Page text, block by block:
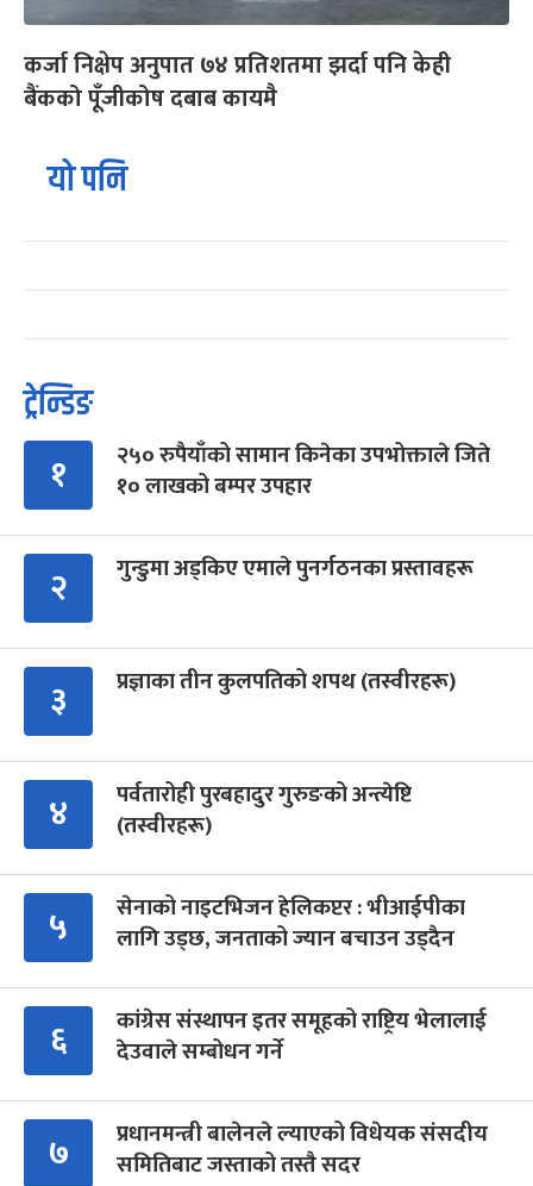
कर्जा निक्षेप अनुपात ७४ प्रतिशतमा झर्दा पनि केही
बैंकको पूँजीकोष दबाब कायमै
यो पनि
ट्रेन्डिङ
१
२५० रुपैयाँको सामान किनेका उपभोक्ताले जिते
१० लाखको बम्पर उपहार
२ गुन्डुमा अड्किए एमाले पुनर्गठनका प्रस्तावहरू
३ प्रज्ञाका तीन कुलपतिको शपथ (तस्वीरहरू)
४
पर्वतारोही पुरबहादुर गुरुङको अन्त्येष्टि
(तस्वीरहरू)
५
सेनाको नाइटभिजन हेलिकप्टर : भीआईपीका
लागि उड्छ, जनताको ज्यान बचाउन उड्दैन
६
कांग्रेस संस्थापन इतर समूहको राष्ट्रिय भेलालाई
देउवाले सम्बोधन गर्ने
७
प्रधानमन्त्री बालेनले ल्याएको विधेयक संसदीय
समितिबाट जस्ताको तस्तै सदर